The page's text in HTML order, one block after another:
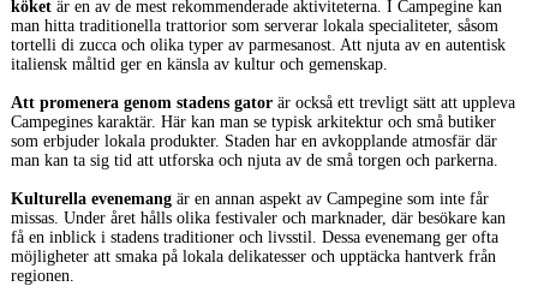
köketär en av de mest rekommenderade aktiviteterna. I Campegine kan
man hitta traditionella trattorior som serverar lokala specialiteter, såsom
tortelli di zucca och olika typer av parmesanost. Att njuta av en autentisk
italiensk måltid ger en känsla av kultur och gemenskap.
Att promenera genom stadens gatorär också ett trevligt sätt att uppleva
Campegines karaktär. Här kan man se typisk arkitektur och små butiker
som erbjuder lokala produkter. Staden har en avkopplande atmosfär där
man kan ta sig tid att utforska och njuta av de små torgen och parkerna.
Kulturella evenemangär en annan aspekt av Campegine som inte får
missas. Under året hålls olika festivaler och marknader, där besökare kan
få en inblick i stadens traditioner och livsstil. Dessa evenemang ger ofta
möjligheter att smaka på lokala delikatesser och upptäcka hantverk från
regionen.